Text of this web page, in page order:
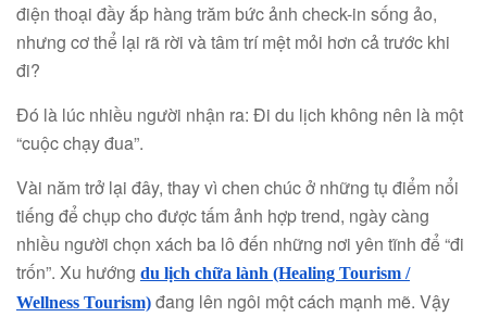
điện thoại đầy ắp hàng trăm bức ảnh check-in sống ảo,
nhưng cơ thể lại rã rời và tâm trí mệt mỏi hơn cả trước khi
đi?
Đó là lúc nhiều người nhận ra: Đi du lịch không nên là một
“cuộc chạy đua”.
Vài năm trở lại đây, thay vì chen chúc ở những tụ điểm nổi
tiếng để chụp cho được tấm ảnh hợp trend, ngày càng
nhiều người chọn xách ba lô đến những nơi yên tĩnh để “đi
trốn”. Xu hướng du lịch chữa lành (Healing Tourism /
Wellness Tourism) đang lên ngôi một cách mạnh mẽ. Vậy